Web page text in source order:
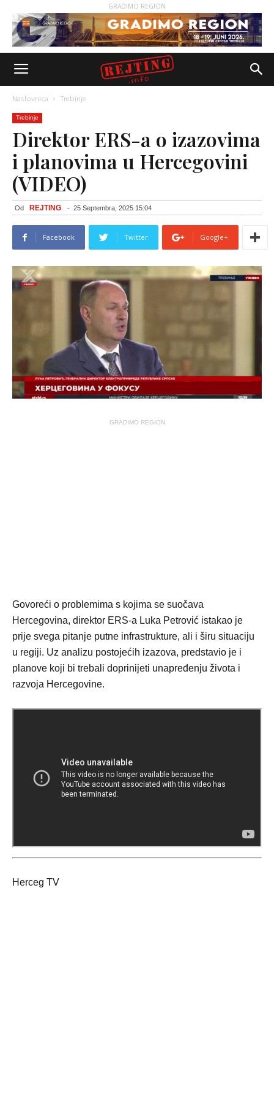
GRADIMO REGION
Naslovnica Trebinje
Trebinje
Direktor ERS-a o izazovima
i planovima u Hercegovini
(VIDEO)
Od REJTING - 25 Septembra, 2025 15:04
Facebook Twitter Google+
GRADIMO REGION
Govoreći o problemima s kojima se suočava
Hercegovina, direktor ERS-a Luka Petrović istakao je
prije svega pitanje putne infrastrukture, ali i širu situaciju
u regiji. Uz analizu postojećih izazova, predstavio je i
planove koji bi trebali doprinijeti unapređenju života i
razvoja Hercegovine.
Herceg TV